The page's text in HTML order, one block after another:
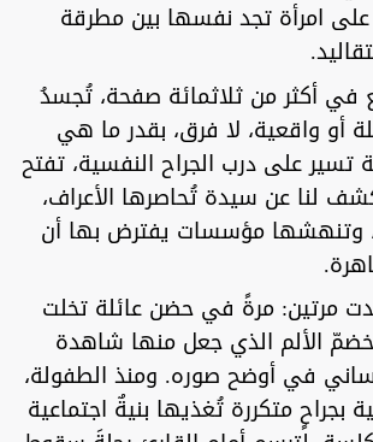
على امرأة تجد نفسها بين مطرقة
في أكثر من ثلاثمائة صفحة، تُجسدُ
أو واقعية، لا فرق، بقدر ما هي
تسير على درب الجراح النفسية، تفتح
لنا عن سيدة تُحاصرها الأعراف،
وتنهشها مؤسسات يفترض بها أن
مرتين: مرةً في حضن عائلة تخلت
الألم الذي جعل منها شاهدة
في أوضح صوره. ومنذ الطفولة،
متكررة تُغذيها بنيةٌ اجتماعية